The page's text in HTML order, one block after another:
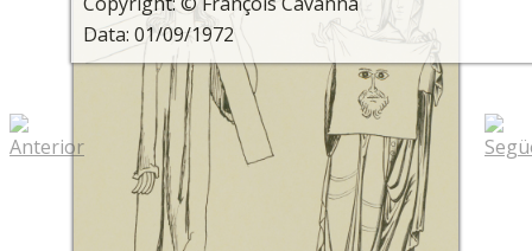
Data: 01/09/1972